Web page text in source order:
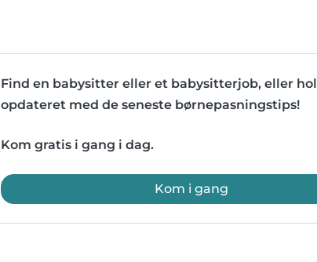
Find en babysitter eller et babysitterjob, eller
opdateret med de seneste børnepasningstips!
Kom gratis i gang i dag.
Kom i gang